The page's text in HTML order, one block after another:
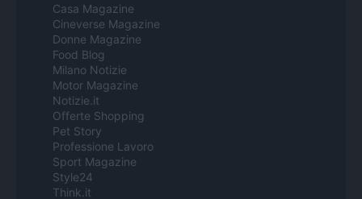
Casa Magazine
Cineverse Magazine
Donne Magazine
Food Blog
Milano Notizie
Motor Magazine
Notizie.it
Offerte Shopping
Pet Story
Professione Lavoro
Sport Magazine
Style24
Think.it